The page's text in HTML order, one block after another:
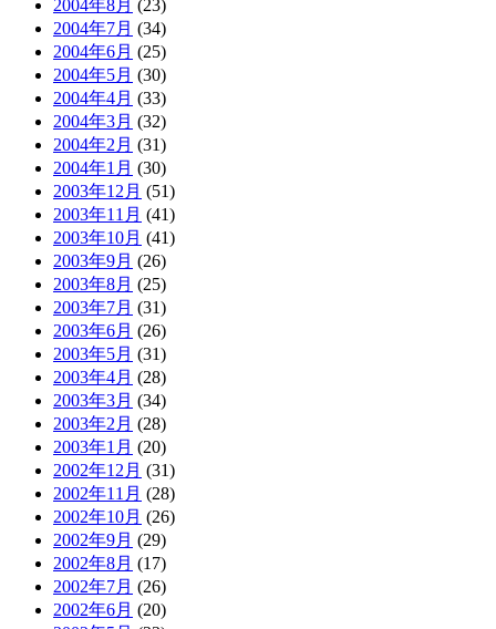
2004年8月 (23)
2004年7月 (34)
2004年6月 (25)
2004年5月 (30)
2004年4月 (33)
2004年3月 (32)
2004年2月 (31)
2004年1月 (30)
2003年12月 (51)
2003年11月 (41)
2003年10月 (41)
2003年9月 (26)
2003年8月 (25)
2003年7月 (31)
2003年6月 (26)
2003年5月 (31)
2003年4月 (28)
2003年3月 (34)
2003年2月 (28)
2003年1月 (20)
2002年12月 (31)
2002年11月 (28)
2002年10月 (26)
2002年9月 (29)
2002年8月 (17)
2002年7月 (26)
2002年6月 (20)